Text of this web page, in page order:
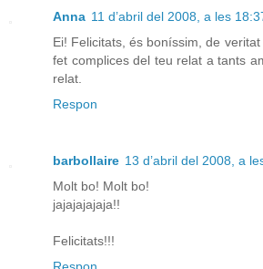
Anna 11 d’abril del 2008, a les
Ei! Felicitats, és boníssim, de
fet complices del teu relat a tants
relat.
Respon
barbollaire 13 d’abril del 2008, a
Molt bo! Molt bo!
jajajajajaja!!
Felicitats!!!
Respon